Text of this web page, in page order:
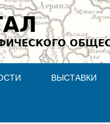
ВЫСТАВКИ